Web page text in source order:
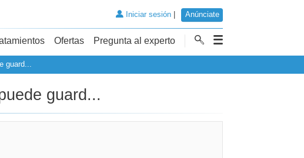
Iniciar sesión| Anúnciate
Ofertas Pregunta al experto
guard...
guard...